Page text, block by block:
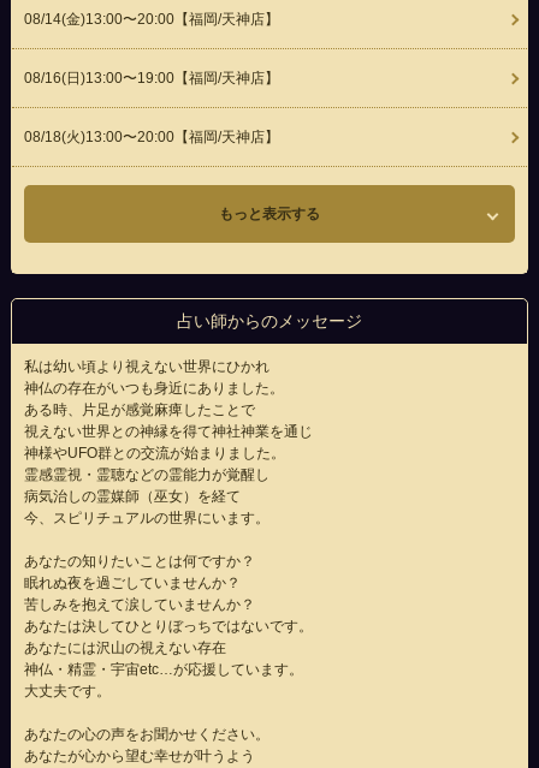
08/14(金)13:00〜20:00【福岡/天神店】
08/16(日 )13:00〜19:00【福岡/天神店】
08/18(火)13:00〜20:00【福岡/天神店】
もっと表示する
占い師からのメッセージ
私は幼い頃より視えない世界にひかれ
神仏の存在がいつも身近にありました。
ある時、片足が感覚麻痺したことで
視えない世界との神縁を得て神社神業を通じ
神様やUFO群との交流が始まりました。
霊感霊視・霊聴などの霊能力が覚醒し
病気治しの霊媒師（巫女）を経て
今、スピリチュアルの世界にいます。
あなたの知りたいことは何ですか？
眠れぬ夜を過ごしていませんか？
苦しみを抱えて涙していませんか？
あなたは決してひとりぼっちではないです。
あなたには沢山の視えない存在
神仏・精霊・宇宙etc…が応援しています。
大丈夫です。
あなたの心の声をお聞かせください。
あなたが心から望む幸せが叶うよう